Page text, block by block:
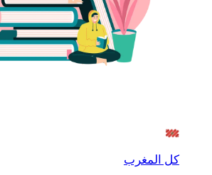
كل المغرب